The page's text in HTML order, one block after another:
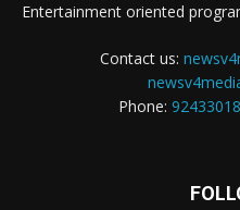
Entertainment oriented
Contact us:
Phone: